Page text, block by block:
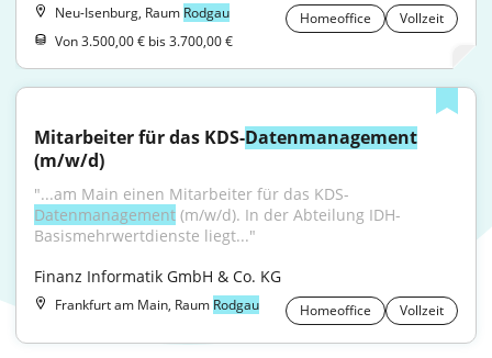
Neu-Isenburg, Raum Rodgau Homeoffice
Vollzeit
Von 3.500,00 € bis 3.700,00 €
Mitarbeiter für das KDS-Datenmanagement
(m/w/d)
"...am Main einen Mitarbeiter für das KDS-
Datenmanagement (m/w/d). In der Abteilung IDH-
Basismehrwertdienste liegt..."
Finanz Informatik GmbH & Co. KG
Frankfurt am Main, Raum Rodgau Homeoffice Vollzeit